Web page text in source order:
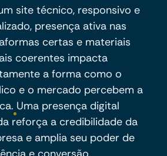
site técnico, responsivo e
presença ativa nas
certas e materiais
coerentes impacta
a forma como o
e o mercado percebem a
Uma presença digital
reforça a credibilidade da
e amplia seu poder de